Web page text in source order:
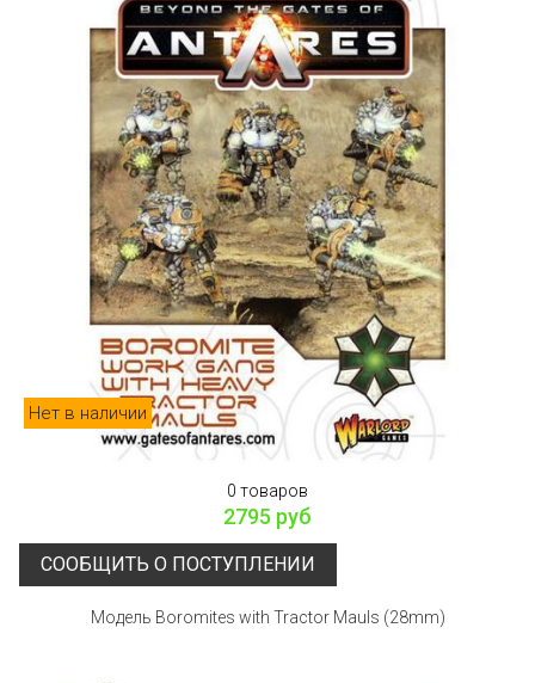
Нет в наличии
0 товаров
2795 руб
СООБЩИТЬ О ПОСТУПЛЕНИИ
Модель Boromites with Tractor Mauls (28mm)